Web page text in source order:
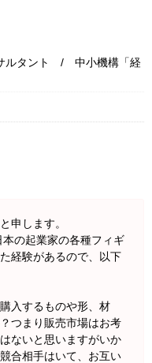
サルタント / 中小機構「経
申します。
の起業家の各種フィギ
経験があるので、以下
入するものや形、材
つまり販売市場はお考
ないと思いますがいか
合相手はいて、お互い